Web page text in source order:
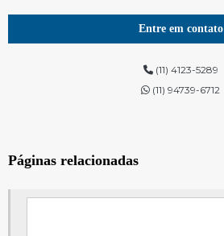
Tacógrafo para caminhão em São Paulo
Painel de instrumentos em São Paulo
Módulo volks
Entre em contato
(11) 4123-5289
(11) 94739-6712
Páginas relacionadas